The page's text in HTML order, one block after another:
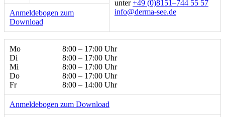
unter+49 (0)8151–744 55 57
ed.ees-amred@ofni
Anmeldebogen zum
Download
Mo
Di
Mi
Do
Fr
8:00 – 17:00 Uhr
8:00 – 17:00 Uhr
8:00 – 17:00 Uhr
8:00 – 17:00 Uhr
8:00 – 14:00 Uhr
Anmeldebogen zum Download